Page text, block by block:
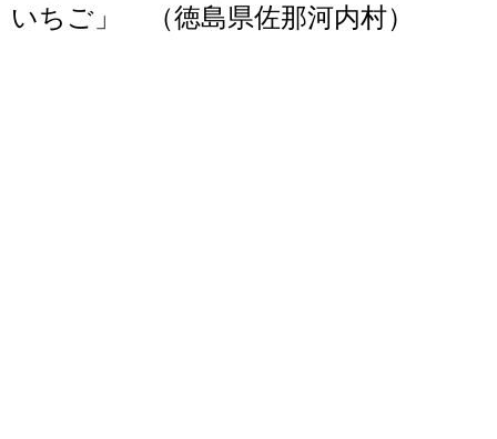
いちご」 （徳島県佐那河内村）